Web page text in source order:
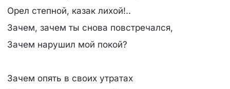
Орел степной, казак лихой!..
Зачем, зачем ты снова повстречался,
Зачем нарушил мой покой?
Зачем опять в своих утратах